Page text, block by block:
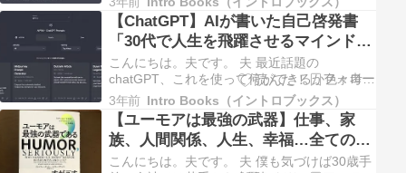
き、第二章のタイムマネジメントについて、
ChatGPTに書いてもらいます。 AIを使って何
ができるのか？ChatGPTを何気なく使ってい
たところ、簡単…
【ChatGPT】AIが書いた自己啓発書
「30代で人生を飛躍させるマインドセ
ット」Part1
こんにちは。夫です。 夫 最近話題の
chatGPT、これを使って何ができるか色々考え
ていたのですが、結局、自己啓発本でも書いて
もらうのがわかりやすかーってなりました。ベ
タですが笑。ということで今回はAIに聞いた
「30代で人生を飛躍させるマインドセット」
を紹介したいと思います。最初…
3年前 Intro Books（イントロブックス）
【ユーモアは最強の武器】仕事、家
族、人間関係、人生、幸福…全ての解
決策
こんにちは。夫です。 夫 僕も気づけば30歳手